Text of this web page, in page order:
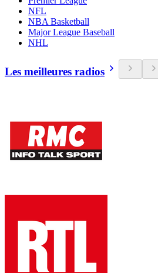
NFL
NBA Basketball
Major League Baseball
NHL
Les meilleures radios